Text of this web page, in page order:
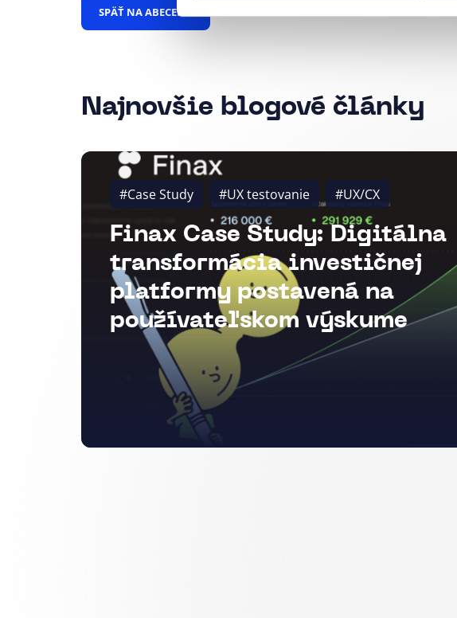
SPÄŤ NA ABECEDU
Najnovšie blogové články
#Case Study #UX testovanie #UX/CX
Finax Case Study: Digitálna
transformácia investičnej
platformy postavená na
používateľskom výskume